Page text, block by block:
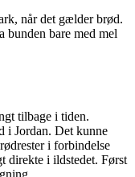
når det gælder brød.
bunden bare med mel
tilbage i tiden.
i Jordan. Det kunne
i forbindelse
direkte i ild­stedet. Først